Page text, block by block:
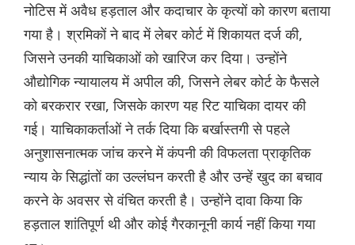
नोटिस में अवैध हड़ताल और कदाचार के कृत्यों को कारण बताया
गया है। श्रमिकों ने बाद में लेबर कोर्ट में शिकायत दर्ज की,
जिसने उनकी याचिकाओं को खारिज कर दिया। उन्होंने
औद्योगिक न्यायालय में अपील की, जिसने लेबर कोर्ट के फैसले
को बरकरार रखा, जिसके कारण यह रिट याचिका दायर की
गई। याचिकाकर्ताओं ने तर्क दिया कि बर्खास्तगी से पहले
अनुशासनात्मक जांच करने में कंपनी की विफलता प्राकृतिक
न्याय के सिद्धांतों का उल्लंघन करती है और उन्हें खुद का बचाव
करने के अवसर से वंचित करती है। उन्होंने दावा किया कि
हड़ताल शांतिपूर्ण थी और कोई गैरकानूनी कार्य नहीं किया गया